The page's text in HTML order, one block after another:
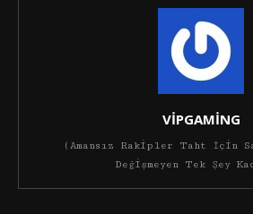
VİPGAMİNG
(Amansız Rakipler Taht İçin
Değişmeyen Tek Şey